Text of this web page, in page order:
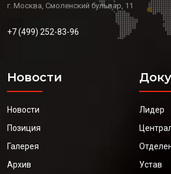
г. Москва, Смоленский бульвар, 11
+7 (499) 252-83-96
Новости
Новости
Позиция
Галерея
Архив
Лидер
Устав